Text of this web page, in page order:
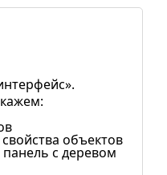
объектов
с деревом